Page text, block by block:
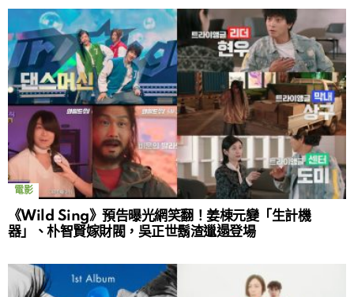
電影
《Wild Sing》預告曝光網笑翻！姜棟元變「生計機
器」、朴智賢嫁財閥，吳正世鬍渣邋遢登場